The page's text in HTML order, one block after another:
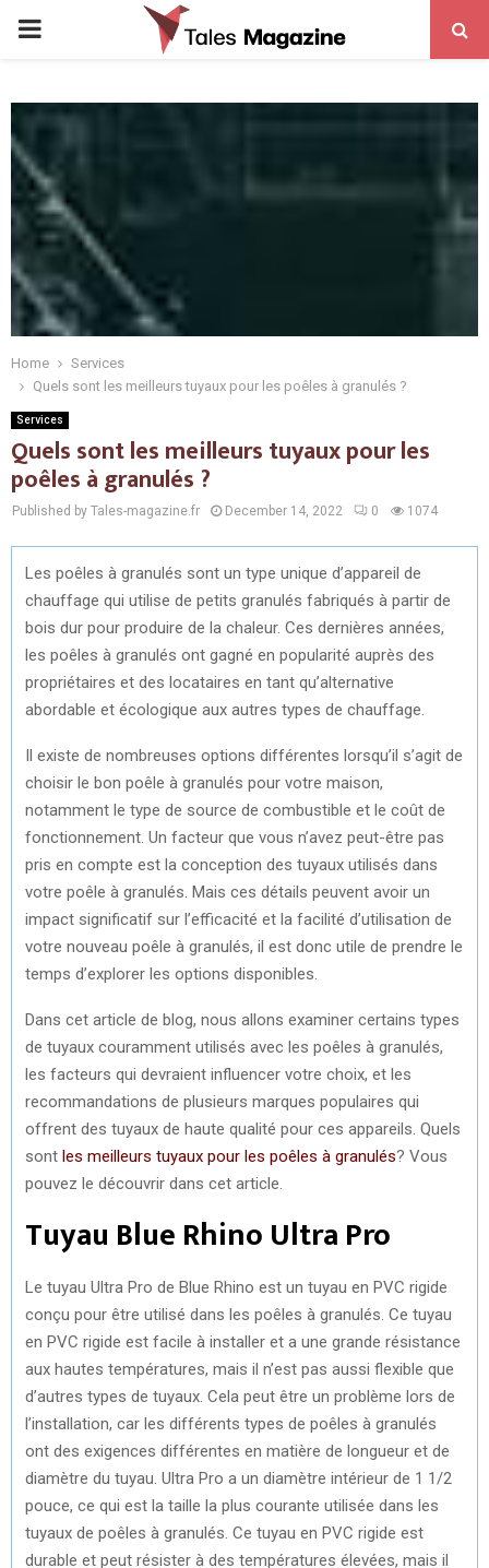
PRIMARY
Home
Services
Quels sont les meilleurs tuyaux pour les poêles à granulés ?
Services
Quels sont les meilleurs tuyaux pour les
poêles à granulés ?
Published by Tales-magazine.fr December 14, 2022 0 1074
Les poêles à granulés sont un type unique d’appareil de
chauffage qui utilise de petits granulés fabriqués à partir de
bois dur pour produire de la chaleur. Ces dernières années,
les poêles à granulés ont gagné en popularité auprès des
propriétaires et des locataires en tant qu’alternative
abordable et écologique aux autres types de chauffage.
Il existe de nombreuses options différentes lorsqu’il s’agit de
choisir le bon poêle à granulés pour votre maison,
notamment le type de source de combustible et le coût de
fonctionnement. Un facteur que vous n’avez peut-être pas
pris en compte est la conception des tuyaux utilisés dans
votre poêle à granulés. Mais ces détails peuvent avoir un
impact significatif sur l’efficacité et la facilité d’utilisation de
votre nouveau poêle à granulés, il est donc utile de prendre le
temps d’explorer les options disponibles.
Dans cet article de blog, nous allons examiner certains types
de tuyaux couramment utilisés avec les poêles à granulés,
les facteurs qui devraient influencer votre choix, et les
recommandations de plusieurs marques populaires qui
offrent des tuyaux de haute qualité pour ces appareils. Quels
sont les meilleurs tuyaux pour les poêles à granulés? Vous
pouvez le découvrir dans cet article.
Tuyau Blue Rhino Ultra Pro
Le tuyau Ultra Pro de Blue Rhino est un tuyau en PVC rigide
conçu pour être utilisé dans les poêles à granulés. Ce tuyau
en PVC rigide est facile à installer et a une grande résistance
aux hautes températures, mais il n’est pas aussi flexible que
d’autres types de tuyaux. Cela peut être un problème lors de
l’installation, car les différents types de poêles à granulés
ont des exigences différentes en matière de longueur et de
diamètre du tuyau. Ultra Pro a un diamètre intérieur de 1 1/2
pouce, ce qui est la taille la plus courante utilisée dans les
tuyaux de poêles à granulés. Ce tuyau en PVC rigide est
durable et peut résister à des températures élevées, mais il